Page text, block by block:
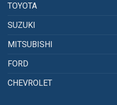
TOYOTA
SUZUKI
MITSUBISHI
FORD
CHEVROLET